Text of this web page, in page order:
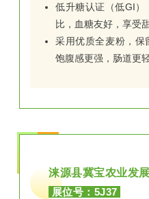
低升糖认证（低GI）
比，血糖友好，享受
采用优质全麦粉，保
饱腹感更强，肠道更
涞源县冀宝农业发
展位号：5J37